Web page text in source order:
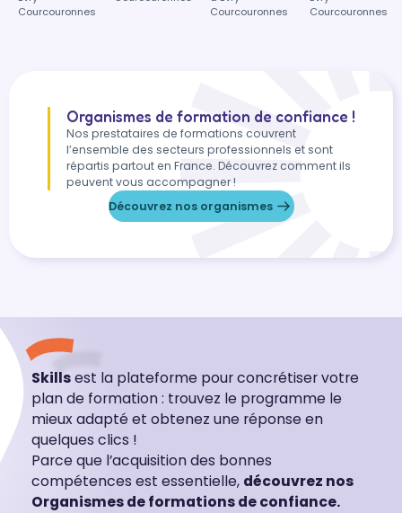
Courcouronnes
Courcouronnes
Courcouronnes
Organismes de formation de confiance !
Nos prestataires de formations couvrent
l’ensemble des secteurs professionnels et sont
répartis partout en France. Découvrez comment ils
peuvent vous accompagner !
Découvrez nos organismes
Skillsest la plateforme pour concrétiser votre
plan de formation : trouvez le programme le
mieux adapté et obtenez une réponse en
quelques clics !
Parce que l’acquisition des bonnes
compétences est essentielle, découvrez nos
Organismes de formations de confiance.